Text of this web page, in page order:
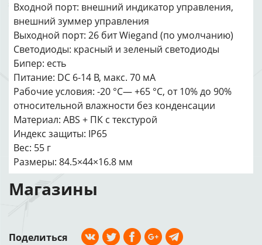
Входной порт: внешний индикатор управления,
внешний зуммер управления
Выходной порт: 26 бит Wiegand (по умолчанию)
Светодиоды: красный и зеленый светодиоды
Бипер: есть
Питание: DC 6-14 В, макс. 70 мA
Рабочие условия: -20 °C— +65 °C, от 10% до 90%
относительной влажности без конденсации
Материал: ABS + ПК с текстурой
Индекс защиты: IP65
Вес: 55 г
Размеры: 84.5×44×16.8 мм
Магазины
Поделиться